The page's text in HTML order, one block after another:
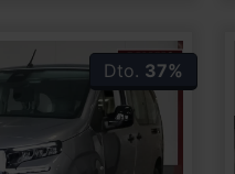
Dto. 37%